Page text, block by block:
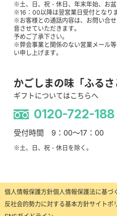
※土、日、祝・休日、年末年始、お盆
※16：00以降は翌営業日受付となりま
※お客様との通話内容は、お問い合
音させていただきます。
予めご了承下さい。
※弊会事業と関係のない営業メール
い申し上げます。
かごしまの味「ふるさ
ギフトについてはこちらへ
0120-722-188
受付時間 9：00～17：00
※土、日、祝・休日を除く。
個人情報保護方針個人情報保護法に基づ
反社会的勢力に対する基本方針サイトポ